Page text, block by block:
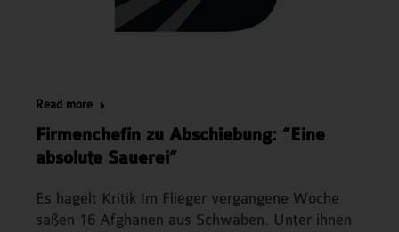
Firmenchefin zu Abschiebung: “Eine
absolute Sauerei”
Es hagelt Kritik Im Flieger vergangene Woche
saßen 16 Afghanen aus Schwaben. Unter ihnen
Read more